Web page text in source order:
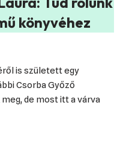
könyvéhez
is született egy
Csorba Győző
de most itt a várva